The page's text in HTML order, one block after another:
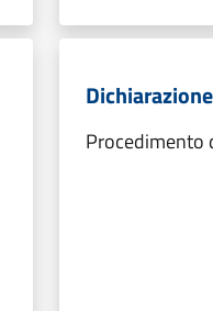
Procedimento